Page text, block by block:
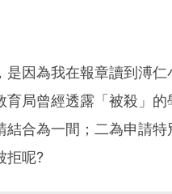
因為我在報章讀到溥
局曾經透露「被殺」
合為一間；二為申請特
拒呢?